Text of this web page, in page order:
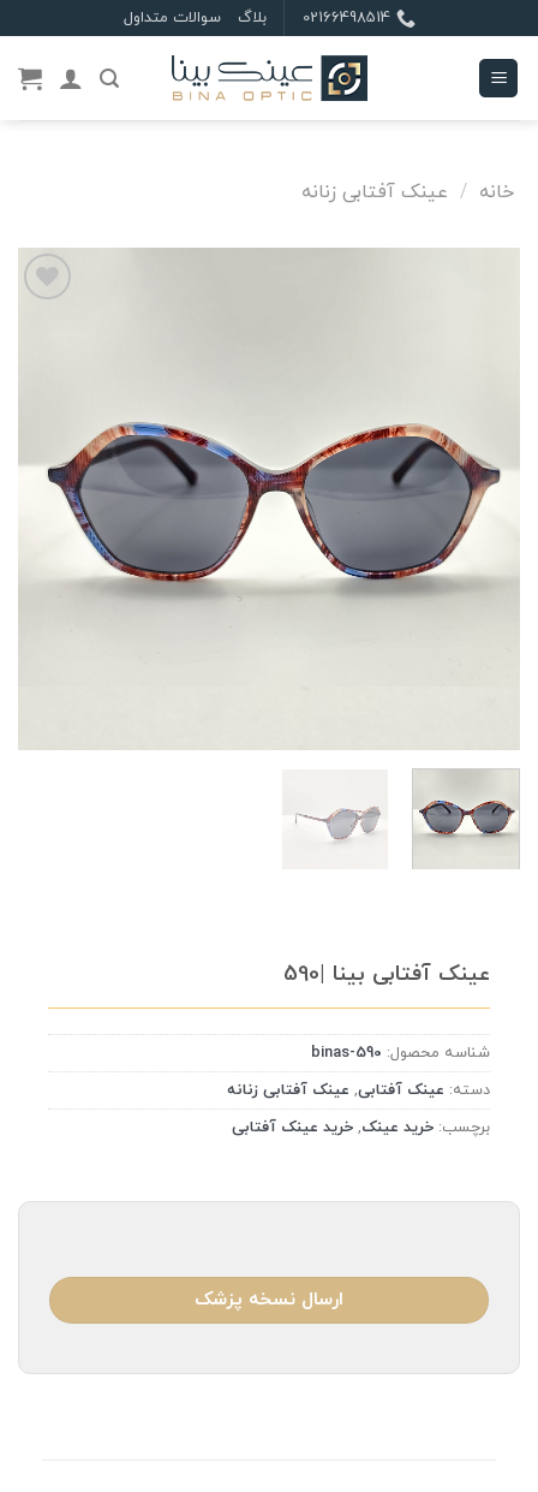
to
content
02166498514 بلاگ سوالات متداول
خانه / عینک آفتابی زنانه
عینک آفتابی بینا |590
شناسه محصول: binas-590
دسته: عینک آفتابی, عینک آفتابی زنانه
برچسب: خرید عینک, خرید عینک آفتابی
ارسال نسخه پزشک